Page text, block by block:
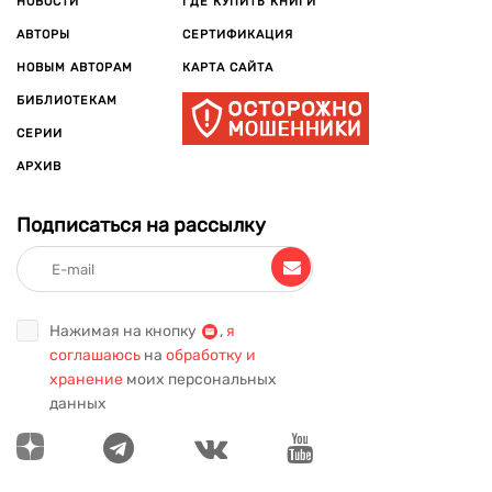
Мэн. Замужем, воспитывает двоих детей.
АВТОРЫ
НОВЫМ АВТОРАМ
БИБЛИОТЕКАМ
СЕРИИ
АРХИВ
СЕРТИФИКАЦИЯ
КАРТА САЙТА
Подписаться на рассылку
Нажимая на кнопку , я
соглашаюсь на обработку и
хранение моих персональных
данных